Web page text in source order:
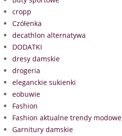
cropp
Czółenka
decathlon alternatywa
DODATKI
dresy damskie
drogeria
eleganckie sukienki
eobuwie
Fashion
Fashion aktualne trendy modowe
Garnitury damskie